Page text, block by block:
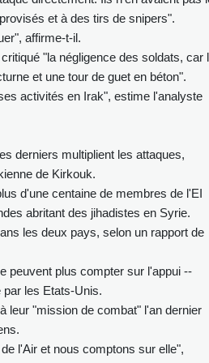
et à des tirs de snipers".
affirme-t-il.
"la négligence des soldats, car
et une tour de guet en béton".
activités en Irak", estime l'analyste
derniers multiplient les attaques,
de Kirkouk.
d'une centaine de membres de l'EI
abritant des jihadistes en Syrie.
les deux pays, selon un rapport de
peuvent plus compter sur l'appui --
par les Etats-Unis.
leur "mission de combat" l'an dernier
l'Air et nous comptons sur elle",